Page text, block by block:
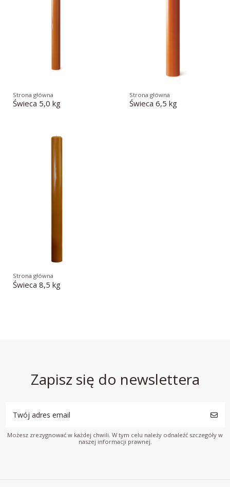
Strona główna
Świeca 5,0 kg
Strona główna
Świeca 6,5 kg
Strona główna
Świeca 8,5 kg
Zapisz się do newslettera
Możesz zrezygnować w każdej chwili. W tym celu należy odnaleźć szczegóły w
naszej informacji prawnej.